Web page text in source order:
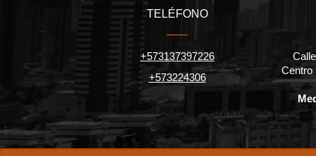
TELÉFONO
+573137397226
+573224306
Centro